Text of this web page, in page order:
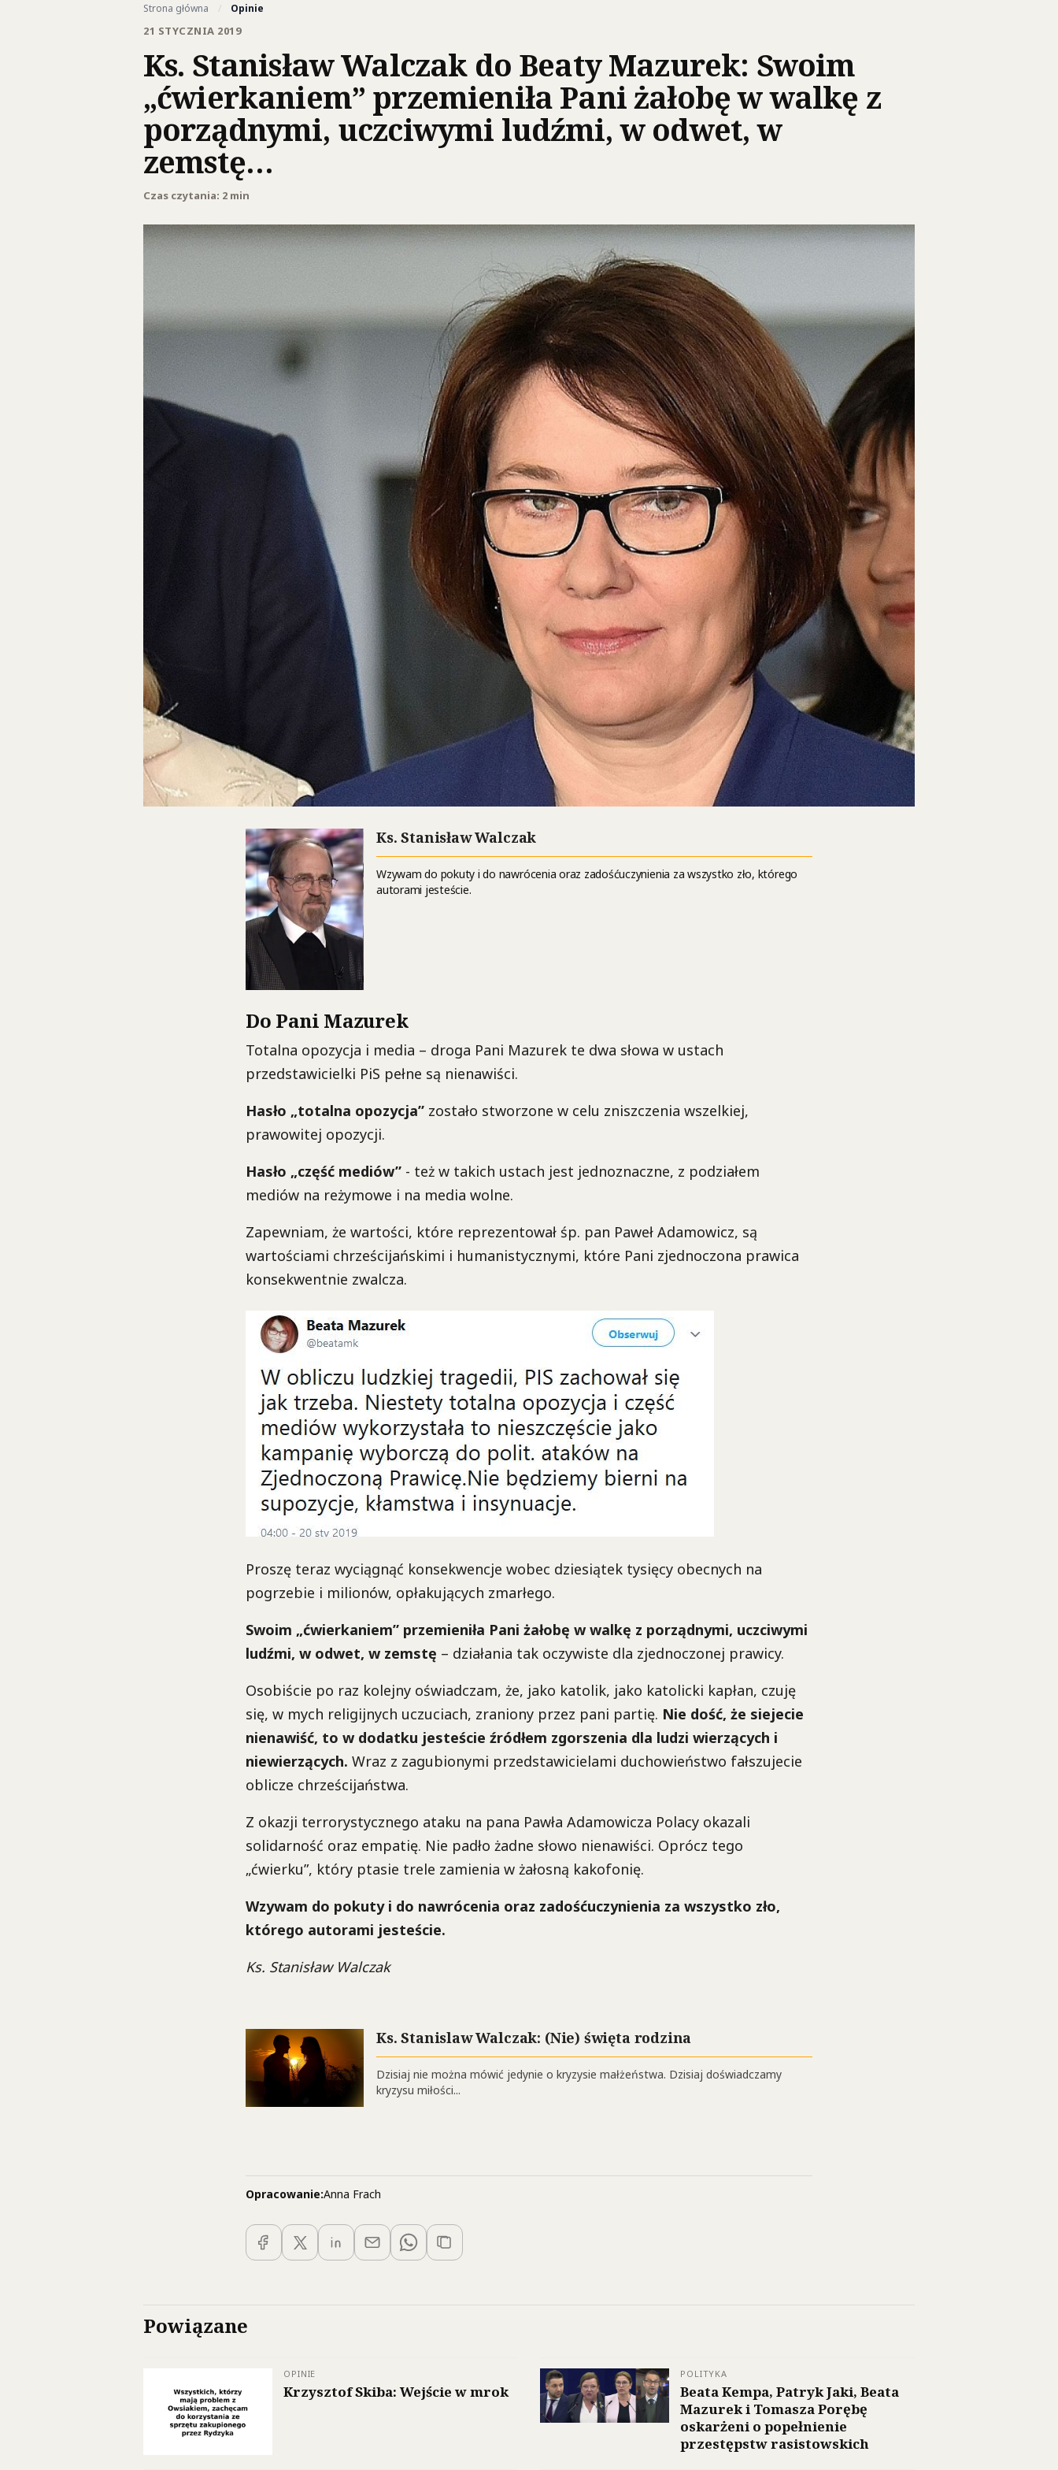
Strona główna / Opinie
21 STYCZNIA 2019
Ks. Stanisław Walczak do Beaty Mazurek: Swoim
„ćwierkaniem” przemieniła Pani żałobę w walkę z
porządnymi, uczciwymi ludźmi, w odwet, w
zemstę…
Czas czytania: 2 min
Ks. Stanisław Walczak
Wzywam do pokuty i do nawrócenia oraz zadośćuczynienia za wszystko zło, którego
autorami jesteście.
Do Pani Mazurek
Totalna opozycja i media – droga Pani Mazurek te dwa słowa w ustach
przedstawicielki PiS pełne są nienawiści.
Hasło „totalna opozycja” zostało stworzone w celu zniszczenia wszelkiej,
prawowitej opozycji.
Hasło „część mediów” - też w takich ustach jest jednoznaczne, z podziałem
mediów na reżymowe i na media wolne.
Zapewniam, że wartości, które reprezentował śp. pan Paweł Adamowicz, są
wartościami chrześcijańskimi i humanistycznymi, które Pani zjednoczona prawica
konsekwentnie zwalcza.
Proszę teraz wyciągnąć konsekwencje wobec dziesiątek tysięcy obecnych na
pogrzebie i milionów, opłakujących zmarłego.
Swoim „ćwierkaniem” przemieniła Pani żałobę w walkę z porządnymi, uczciwymi
ludźmi, w odwet, w zemstę – działania tak oczywiste dla zjednoczonej prawicy.
Osobiście po raz kolejny oświadczam, że, jako katolik, jako katolicki kapłan, czuję
się, w mych religijnych uczuciach, zraniony przez pani partię. Nie dość, że siejecie
nienawiść, to w dodatku jesteście źródłem zgorszenia dla ludzi wierzących i
niewierzących. Wraz z zagubionymi przedstawicielami duchowieństwo fałszujecie
oblicze chrześcijaństwa.
Z okazji terrorystycznego ataku na pana Pawła Adamowicza Polacy okazali
solidarność oraz empatię. Nie padło żadne słowo nienawiści. Oprócz tego
„ćwierku”, który ptasie trele zamienia w żałosną kakofonię.
Wzywam do pokuty i do nawrócenia oraz zadośćuczynienia za wszystko zło,
którego autorami jesteście.
Ks. Stanisław Walczak
Ks. Stanislaw Walczak: (Nie) święta rodzina
Dzisiaj nie można mówić jedynie o kryzysie małżeństwa. Dzisiaj doświadczamy
kryzysu miłości...
Opracowanie:Anna Frach
Powiązane
OPINIE
Krzysztof Skiba: Wejście w mrok
POLITYKA
Beata Kempa, Patryk Jaki, Beata
Mazurek i Tomasza Porębę
oskarżeni o popełnienie
przestępstw rasistowskich